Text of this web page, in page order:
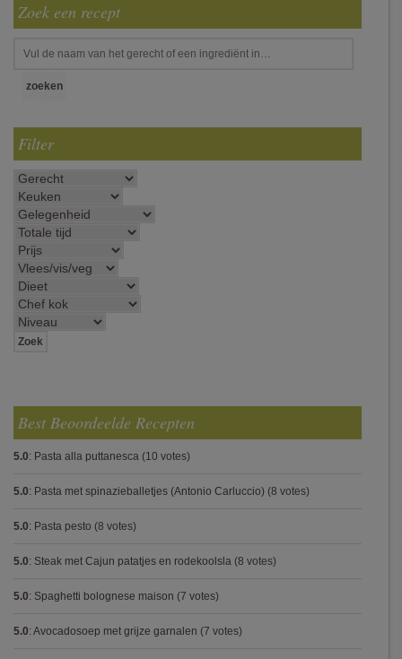
Zoek een recept
Filter
Best Beoordeelde Recepten
5.0: Pasta alla puttanesca (10 votes)
5.0: Pasta met spinazieballetjes (Antonio Carluccio) (8 votes)
5.0: Pasta pesto (8 votes)
5.0: Steak met Cajun patatjes en rodekoolsla (8 votes)
5.0: Spaghetti bolognese maison (7 votes)
5.0: Avocadosoep met grijze garnalen (7 votes)